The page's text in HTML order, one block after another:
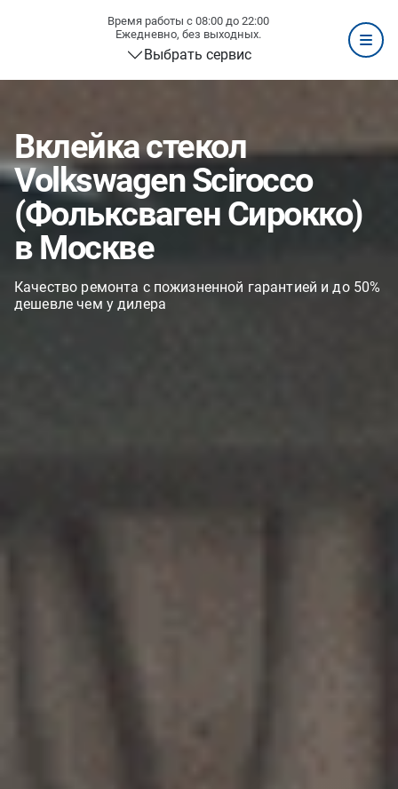
Время работы с 08:00 до 22:00
Ежедневно, без выходных.
Выбрать сервис
Вклейка стекол
Volkswagen Scirocco
(Фольксваген Сирокко)
в Москве
Качество ремонта с пожизненной гарантией и до 50%
дешевле чем у дилера